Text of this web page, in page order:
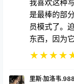
步，而且一
辱！
★★ ★★★
millsy5021
我一生中最